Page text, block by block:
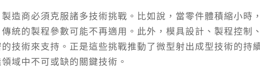
造商必須克服諸多技術挑戰。比如說，當零件體積縮小時
統的製程參數可能不再適用。此外，模具設計、製程控制
技術來支持。正是這些挑戰推動了微型射出成型技術的持
域中不可或缺的關鍵技術。